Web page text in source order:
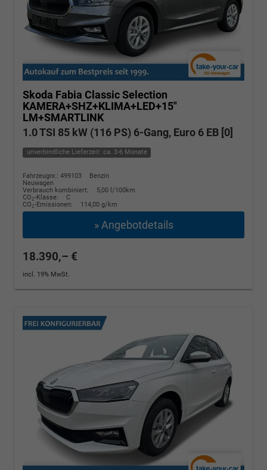
Skoda Fabia Classic Selection
KAMERA+SHZ+KLIMA+LED+15"
LM+SMARTLINK
1.0 TSI 85 kW (116 PS) 6-Gang, Euro 6 EB [0]
unverbindliche Lieferzeit: ca. 3-6 Monate
Fahrzeugnr.: 499103
Benzin
Neuwagen
Verbrauch kombiniert:
5,00 l/100km
CO2-Klasse:
C
CO2-Emissionen: 114,00 g/km
» Angebotdetails
18.390,– €
incl. 19% MwSt.